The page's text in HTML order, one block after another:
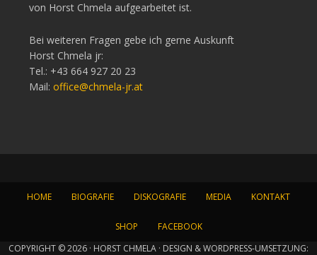
von Horst Chmela aufgearbeitet ist.
Bei weiteren Fragen gebe ich gerne Auskunft
Horst Chmela jr:
Tel.: +43 664 927 20 23
Mail: office@chmela-jr.at
HOME BIOGRAFIE DISKOGRAFIE MEDIA KONTAKT
SHOP
FACEBOOK
COPYRIGHT © 2026 · HORST CHMELA · DESIGN & WORDPRESS-UMSETZUNG: